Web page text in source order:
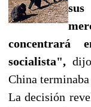
concentrará
socialista",
China
La decisión